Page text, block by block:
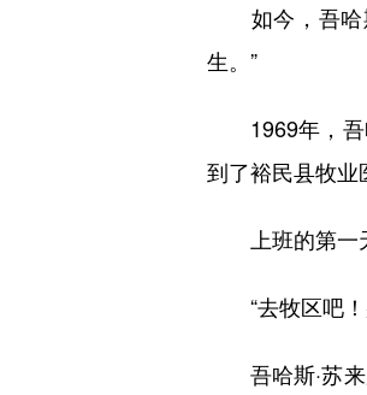
如今，吾哈
生。”
1969年，吾
到了裕民县牧业
上班的第一天
“去牧区吧！
吾哈斯·苏来